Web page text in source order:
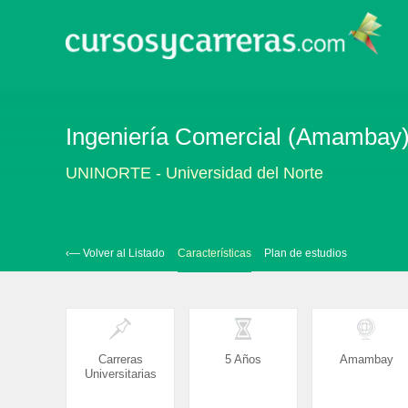
Ingeniería Comercial
UNINORTE - Universidad del Norte
‹— Volver al Listado Características Plan de estudios
Carreras
Universitarias
5 Años Amambay